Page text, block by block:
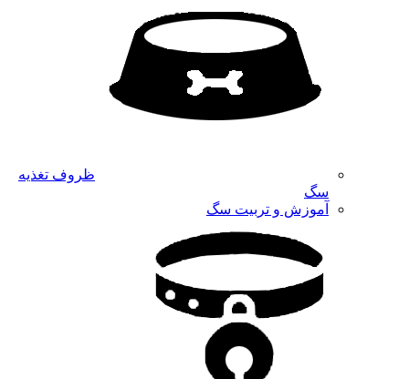
ظروف تغذیه
سگ
آموزش و تربیت سگ